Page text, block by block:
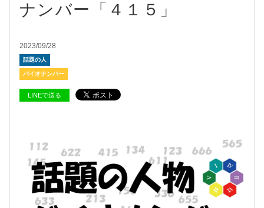
ナンバー「４１５」
2023/09/28
話題の人
バイオナンバー
LINEで送る